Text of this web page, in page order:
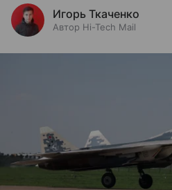
Игорь Ткаченко
Автор Hi-Tech Mail